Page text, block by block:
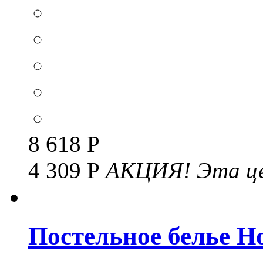
8 618 Р
4 309 РАКЦИЯ! Эта
Постельное белье